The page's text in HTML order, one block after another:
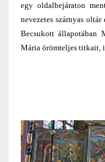
egy oldalbejáraton
nevezetes szárnyas
Becsukott állapotában
Mária örömteljes titkait,